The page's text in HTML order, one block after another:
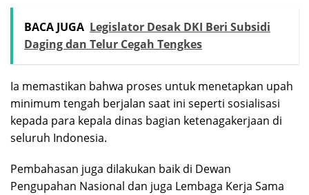
BACA JUGA Legislator Desak DKI Beri Subsidi
Daging dan Telur Cegah Tengkes
Ia memastikan bahwa proses untuk menetapkan upah
minimum tengah berjalan saat ini seperti sosialisasi
kepada para kepala dinas bagian ketenagakerjaan di
seluruh Indonesia.
Pembahasan juga dilakukan baik di Dewan
Pengupahan Nasional dan juga Lembaga Kerja Sama